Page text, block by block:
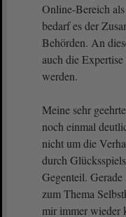
Online-Bereich
bedarf es der
Behörden. An
auch die
werden.
Meine sehr
noch einmal
nicht um die
durch
Gegenteil.
zum Thema
mir immer wieder